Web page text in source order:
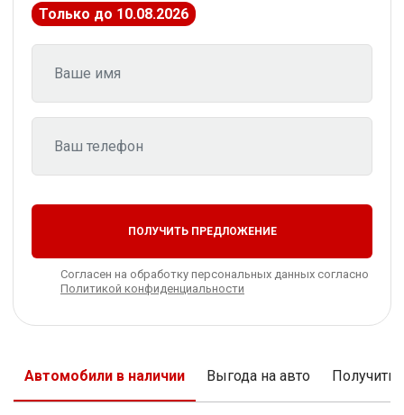
Только до 10.08.2026
ПОЛУЧИТЬ ПРЕДЛОЖЕНИЕ
Согласен на обработку персональных данных согласно
Политикой конфиденциальности
Автомобили в наличии Выгода на авто Получить